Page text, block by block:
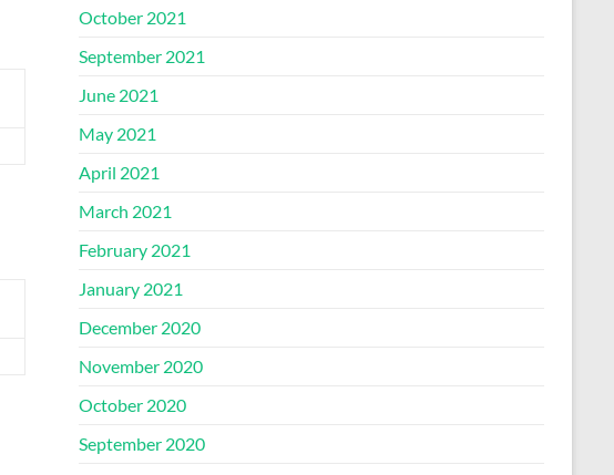
October 2021
September 2021
June 2021
May 2021
April 2021
March 2021
February 2021
January 2021
December 2020
November 2020
October 2020
September 2020